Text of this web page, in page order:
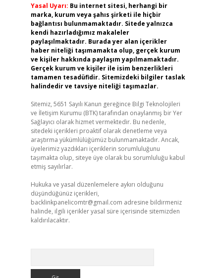
Yasal Uyarı: Bu internet sitesi, herhangi bir
marka, kurum veya şahıs şirketi ile hiçbir
bağlantısı bulunmamaktadır. Sitede yalnızca
kendi hazırladığımız makaleler
paylaşılmaktadır. Burada yer alan içerikler
haber niteliği taşımamakta olup, gerçek kurum
ve kişiler hakkında paylaşım yapılmamaktadır.
Gerçek kurum ve kişiler ile isim benzerlikleri
tamamen tesadüfidir. Sitemizdeki bilgiler taslak
halindedir ve tavsiye niteliği taşımazlar.
Sitemiz, 5651 Sayılı Kanun gereğince Bilgi Teknolojileri
ve İletişim Kurumu (BTK) tarafından onaylanmış bir Yer
Sağlayıcı olarak hizmet vermektedir. Bu nedenle,
sitedeki içerikleri proaktif olarak denetleme veya
araştırma yükümlülüğümüz bulunmamaktadır. Ancak,
üyelerimiz yazdıkları içeriklerin sorumluluğunu
taşımakta olup, siteye üye olarak bu sorumluluğu kabul
etmiş sayılırlar.
Hukuka ve yasal düzenlemelere aykırı olduğunu
düşündüğünüz içerikleri,
backlinkpanelicomtr@gmail.com adresine bildirmeniz
halinde, ilgili içerikler yasal süre içerisinde sitemizden
kaldırılacaktır.